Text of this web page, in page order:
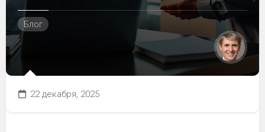
Блог
22 декабря, 2025